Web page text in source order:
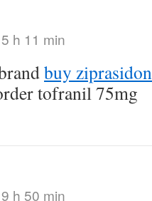
h 11 min
buy
tofranil 75mg
h 50 min